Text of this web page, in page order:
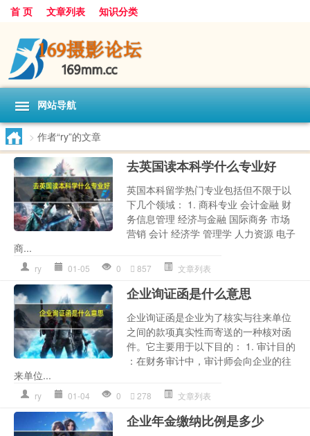
首 页 文章列表 知识分类
网站导航
> 作者“ry”的文章
去英国读本科学什么专业好
英国本科留学热门专业包括但不限于以
下几个领域： 1. 商科专业 会计金融 财
务信息管理 经济与金融 国际商务 市场
营销 会计 经济学 管理学 人力资源 电子
商...
ry 01-05 0 857 文章列表
企业询证函是什么意思
企业询证函是企业为了核实与往来单位
之间的款项真实性而寄送的一种核对函
件。它主要用于以下目的： 1. 审计目的
：在财务审计中，审计师会向企业的往
来单位...
ry 01-04 0 278 文章列表
企业年金缴纳比例是多少